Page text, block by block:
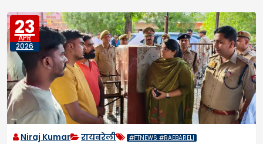
23
APR
2026
Niraj Kumar रायबरेली #FTNEWS #RAEBARELI